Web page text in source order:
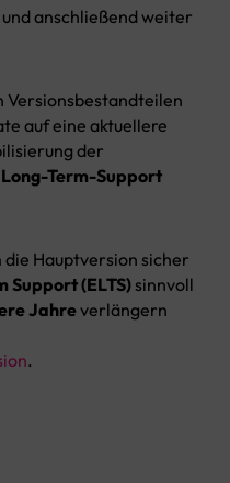
anschließend weiter
Versionsbestandteilen
auf eine aktuellere
der
Long-Term-Support
Hauptversion sicher
Support (ELTS)sinnvoll
Jahreverlängern
.